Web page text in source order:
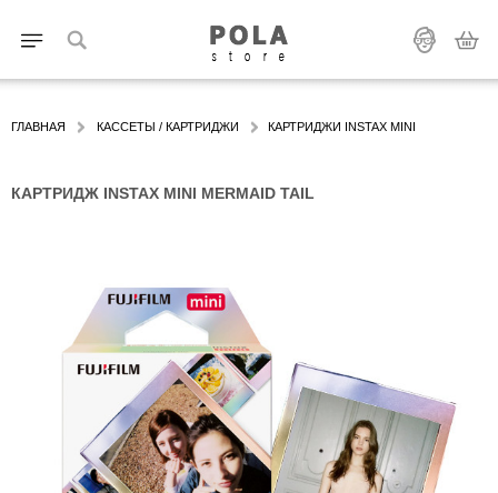
ГЛАВНАЯ КАССЕТЫ / КАРТРИДЖИ КАРТРИДЖИ INSTAX MINI
КАРТРИДЖ INSTAX MINI MERMAID TAIL